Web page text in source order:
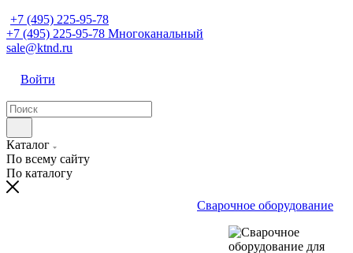
+7 (495) 225-95-78
+7 (495) 225-95-78 Многоканальный
sale@ktnd.ru
Войти
Каталог
По всему сайту
По каталогу
Сварочное оборудование